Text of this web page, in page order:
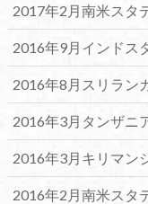
2017年2月南米スタ
2016年9月インドス
2016年8月スリラン
2016年3月タンザニ
2016年3月キリマン
2016年2月南米スタ